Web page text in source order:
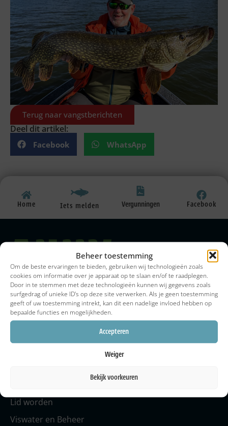
Beheer toestemming
Om de beste ervaringen te bieden, gebruiken wij technologieën zoals
cookies om informatie over je apparaat op te slaan en/of te raadplegen.
Door in te stemmen met deze technologieën kunnen wij gegevens zoals
surfgedrag of unieke ID's op deze site verwerken. Als je geen toestemming
geeft of uw toestemming intrekt, kan dit een nadelige invloed hebben op
bepaalde functies en mogelijkheden.
Accepteren
Weiger
Bekijk voorkeuren
Terug naar vangstberichten
Deel dit artikel:
Facebook WhatsApp
Home Iets melden Vergunningen Facebook
De AUHV werd op 5 april 1925 opgericht in de stad
Utrecht en is uitgegroeid tot een regionale vereniging
met meer dan 11.000 leden en met pachtcontracten
voor méér dan 3.500 hectare viswater in de regio
Utrecht. De AUHV is lid van de Sportvisunie
en NOC*NSF.
Lid worden
Viswater en Beheer